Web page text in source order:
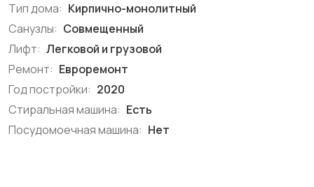
Тип дома: Кирпично-монолитный
Санузлы: Совмещенный
Лифт: Легковой и грузовой
Ремонт: Евроремонт
Год постройки: 2020
Стиральная машина: Есть
Посудомоечная машина: Нет